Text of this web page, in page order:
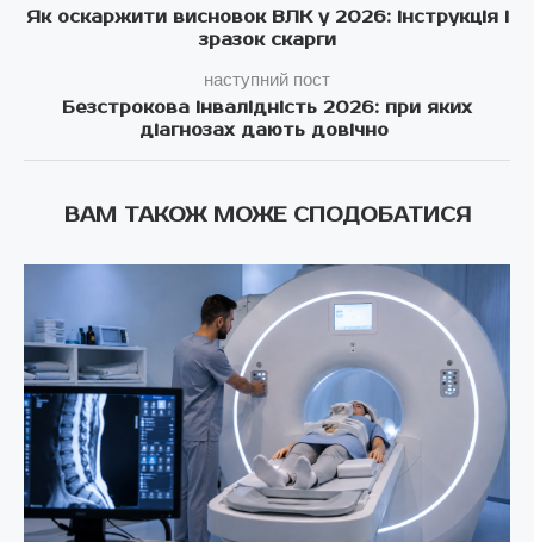
Як оскаржити висновок ВЛК у 2026: інструкція і
зразок скарги
наступний пост
Безстрокова інвалідність 2026: при яких
діагнозах дають довічно
ВАМ ТАКОЖ МОЖЕ СПОДОБАТИСЯ